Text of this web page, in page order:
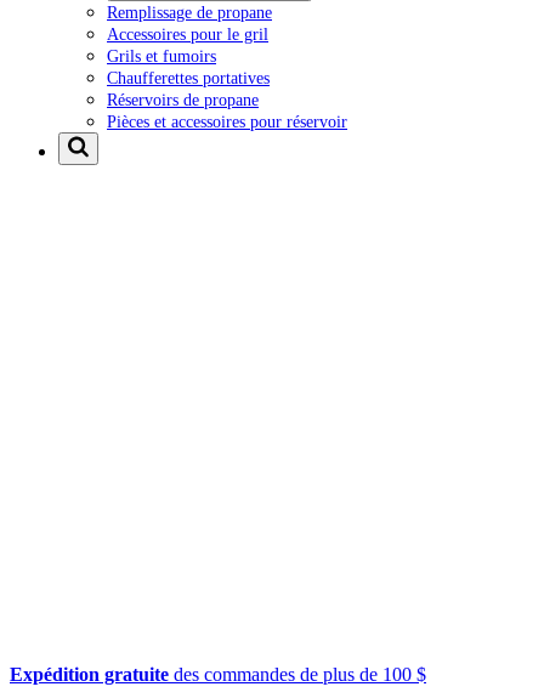
Remplissage de propane
Accessoires pour le gril
Grils et fumoirs
Chaufferettes portatives
Réservoirs de propane
Pièces et accessoires pour réservoir
Expédition gratuite des commandes de plus de 100 $